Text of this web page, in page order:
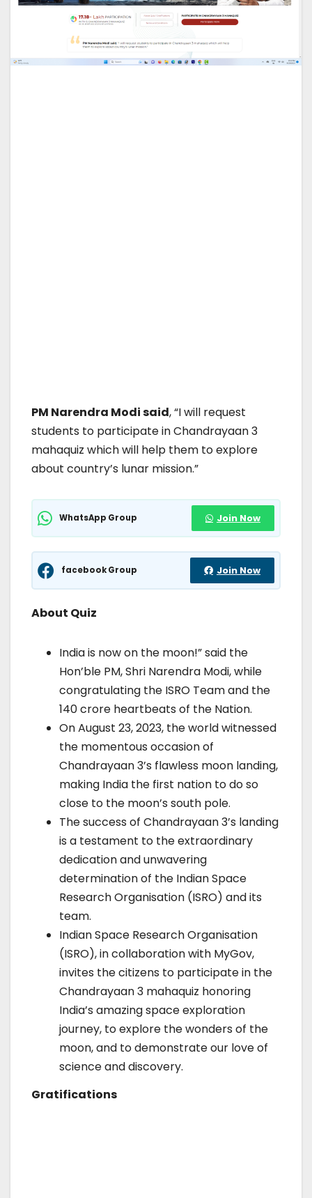
PM Narendra Modi said, “I will request
students to participate in Chandrayaan 3
mahaquiz which will help them to explore
about country’s lunar mission.”
WhatsApp Group Join Now
facebook Group Join Now
About Quiz
India is now on the moon!” said the
Hon’ble PM, Shri Narendra Modi, while
congratulating the ISRO Team and the
140 crore heartbeats of the Nation.
On August 23, 2023, the world witnessed
the momentous occasion of
Chandrayaan 3’s flawless moon landing,
making India the first nation to do so
close to the moon’s south pole.
The success of Chandrayaan 3’s landing
is a testament to the extraordinary
dedication and unwavering
determination of the Indian Space
Research Organisation (ISRO) and its
team.
Indian Space Research Organisation
(ISRO), in collaboration with MyGov,
invites the citizens to participate in the
Chandrayaan 3 mahaquiz honoring
India’s amazing space exploration
journey, to explore the wonders of the
moon, and to demonstrate our love of
science and discovery.
Gratifications